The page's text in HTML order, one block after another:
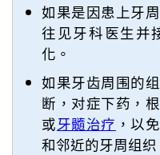
如果是因患上牙
往见牙科医生并
化。
如果牙齿周围的
断，对症下药，
或牙髓治疗 ，以
和邻近的牙周组织